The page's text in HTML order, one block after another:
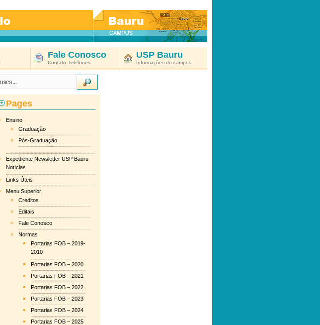
Fale Conosco
Contato, telefones
USP Bauru
Informações do campus
Pages
Ensino
Graduação
Pós-Graduação
Expediente Newsletter USP Bauru
Notícias
Links Úteis
Menu Superior
Créditos
Editais
Fale Conosco
Normas
Portarias FOB – 2019-
2010
Portarias FOB – 2020
Portarias FOB – 2021
Portarias FOB – 2022
Portarias FOB – 2023
Portarias FOB – 2024
Portarias FOB – 2025